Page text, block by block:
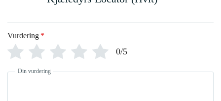
Vurdering *
0/5
Din vurdering